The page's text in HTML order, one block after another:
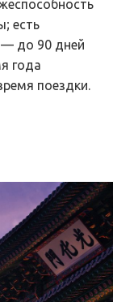
есть
— до 90 дней
года
поездки.